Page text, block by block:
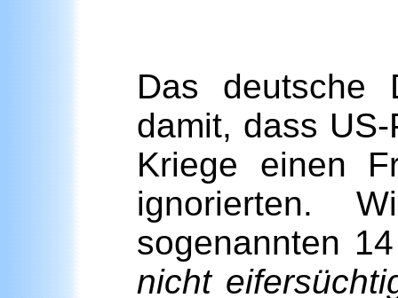
Das deutsche
damit, dass
Kriege einen
ignorierten.
sogenannten
nicht